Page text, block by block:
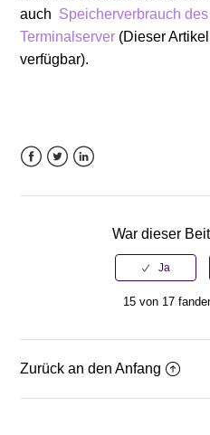
auch Speicherverbrauch
Terminalserver (Dieser
verfügbar).
War dieser
15 von 17
Zurück an den Anfang